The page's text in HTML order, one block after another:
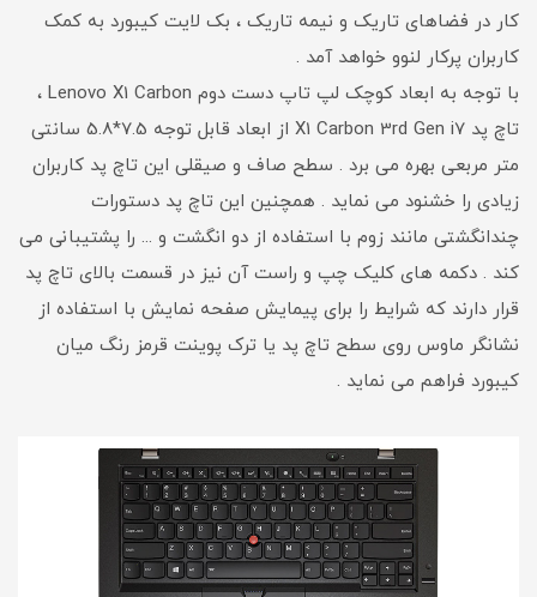
کار در فضاهای تاریک و نیمه تاریک ، بک لایت کیبورد به کمک
کاربران پرکار لنوو خواهد آمد .
با توجه به ابعاد کوچک لپ تاپ دست دوم Lenovo X1 Carbon ،
تاچ پد X1 Carbon 3rd Gen i7 از ابعاد قابل توجه 7.5*5.8 سانتی
متر مربعی بهره می برد . سطح صاف و صیقلی این تاچ پد کاربران
زیادی را خشنود می نماید . همچنین این تاچ پد دستورات
چندانگشتی مانند زوم با استفاده از دو انگشت و ... را پشتیبانی می
کند . دکمه های کلیک چپ و راست آن نیز در قسمت بالای تاچ پد
قرار دارند که شرایط را برای پیمایش صفحه نمایش با استفاده از
نشانگر ماوس روی سطح تاچ پد یا ترک پوینت قرمز رنگ میان
کیبورد فراهم می نماید .